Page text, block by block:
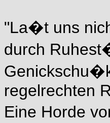
"La�t uns
durch
regelrechten
Eine Horde